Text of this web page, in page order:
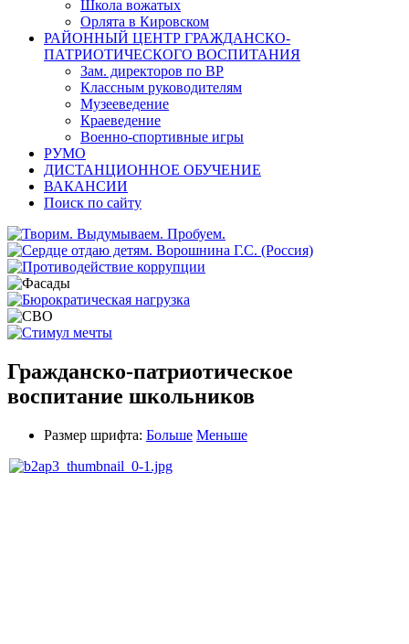
Школа вожатых
Орлята в Кировском
РАЙОННЫЙ ЦЕНТР ГРАЖДАНСКО-
ПАТРИОТИЧЕСКОГО ВОСПИТАНИЯ
Зам. директоров по ВР
Классным руководителям
Музееведение
Краеведение
Военно-спортивные игры
РУМО
ДИСТАНЦИОННОЕ ОБУЧЕНИЕ
ВАКАНСИИ
Поиск по сайту
Гражданско-патриотическое
воспитание школьников
Размер шрифта: Больше Меньше